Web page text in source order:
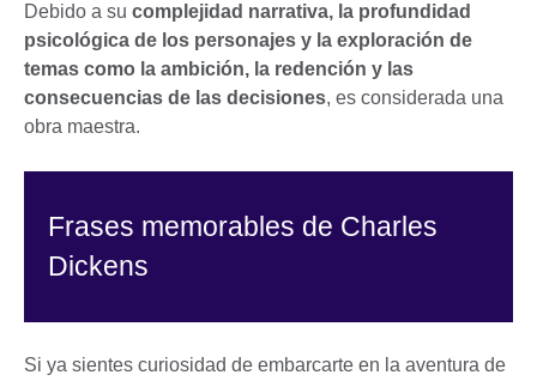
Debido a su complejidad narrativa, la profundidad
psicológica de los personajes y la exploración de
temas como la ambición, la redención y las
consecuencias de las decisiones, es considerada una
obra maestra.
Frases memorables de Charles
Dickens
Si ya sientes curiosidad de embarcarte en la aventura de